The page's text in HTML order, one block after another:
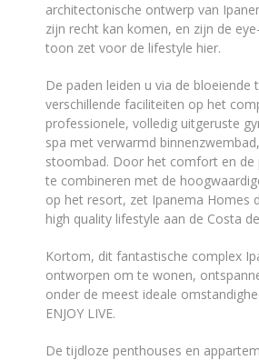
architectonische ontwerp van
zijn recht kan komen, en zijn de
toon zet voor de lifestyle hier.
De paden leiden u via de bloeiende
verschillende faciliteiten op het
professionele, volledig uitgeruste
spa met verwarmd
stoombad. Door het comfort en de
te combineren met de
op het resort, zet Ipanema Homes
high quality lifestyle aan de Costa
Kortom, dit fantastische complex
ontworpen om te wonen,
onder de meest ideale
ENJOY LIVE.
De tijdloze penthouses en